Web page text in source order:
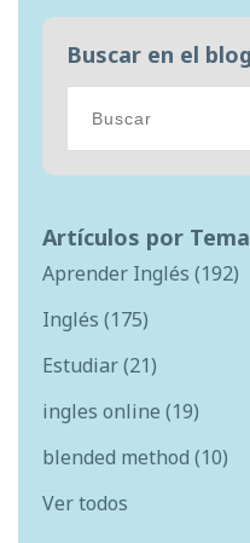
Buscar en el blog
Artículos por Tema
Aprender Inglés (192)
Inglés (175)
Estudiar(21)
ingles online (19)
blended method (10)
Ver todos